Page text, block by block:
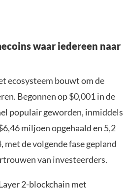
waar iedereen naar
ecosysteem bouwt om de
Begonnen op $0,001 in de
populair geworden, inmiddels
miljoen opgehaald en 5,2
de volgende fase gepland
van investeerders.
2-blockchain met